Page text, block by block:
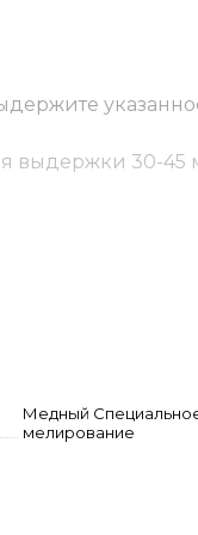
выдержки 30-45
техникой.
Медный
мелирование